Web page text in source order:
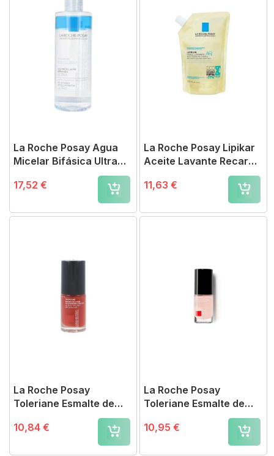
La Roche Posay Agua
Micelar Bifásica Ultra
17,52 €
La Roche Posay Lipikar
Aceite Lavante Recarga
11,63 €
La Roche Posay
Toleriane Esmalte de
Uñas Rouge Parfait
10,84 €
La Roche Posay
Toleriane Esmalte de
10,95 €